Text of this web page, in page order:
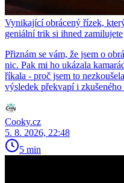
Vynikající obrácený řízek,
geniální trik si ihned zamilujete
Přiznám se vám, že jsem o
nic. Pak mi ho ukázala
říkala - proč jsem to
výsledek překvapí i zkušeného
Cooky.cz
5. 8. 2026, 22:48
5 min